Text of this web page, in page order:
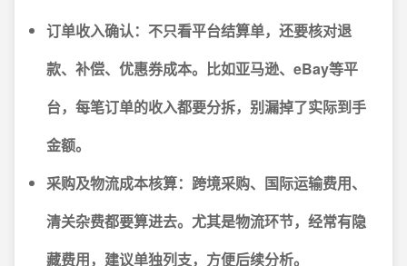
订单收入确认： 不只看平台结算单，还要核对退
款、补偿、优惠券成本。比如亚马逊、eBay等平
台，每笔订单的收入都要分拆，别漏掉了实际到手
金额。
采购及物流成本核算： 跨境采购、国际运输费用、
清关杂费都要算进去。尤其是物流环节，经常有隐
藏费用，建议单独列支，方便后续分析。